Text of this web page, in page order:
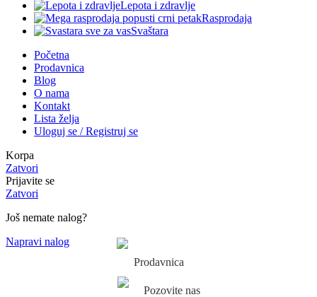
Lepota i zdravlje
Rasprodaja
Svaštara
Početna
Prodavnica
Blog
O nama
Kontakt
Lista želja
Uloguj se / Registruj se
Korpa
Zatvori
Prijavite se
Zatvori
Još nemate nalog?
Napravi nalog
Prodavnica
Pozovite nas